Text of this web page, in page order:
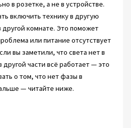
в розетке, а не в устройстве.
включить технику в другую
комнате. Это поможет
или питание отсутствует
вы заметили, что света нет в
части всё работает — это
о том, что нет фазы в
— читайте ниже.